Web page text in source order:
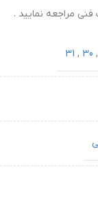
مراجعه نمایید .
,
30
,
31